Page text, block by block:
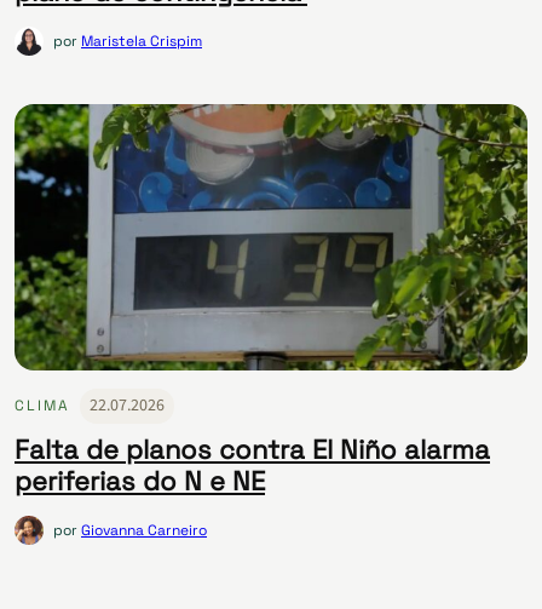
por Maristela Crispim
CLIMA 22.07.2026
Falta de planos contra El Niño alarma
periferias do N e NE
porGiovanna Carneiro